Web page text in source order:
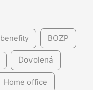
benefity BOZP
Dovolená
Home office